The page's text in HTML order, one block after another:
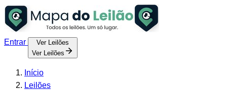
Entrar
Ver Leilões
Ver Leilões
Início
Leilões